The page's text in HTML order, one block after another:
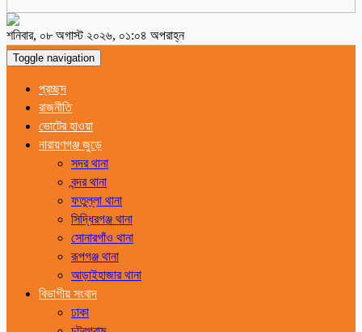
শনিবার, ০৮ অগাস্ট ২০২৬, ০১:০৪ অপরাহ্ন
Toggle navigation
প্রচ্ছদ
রাজনীতি
ভোটের হাওয়া
নারায়ণগঞ্জ জুড়ে
সদর থানা
বন্দর থানা
ফতুল্লা থানা
সিদ্ধিরগঞ্জ থানা
সোনারগাঁও থানা
রূপগঞ্জ থানা
আড়াইহাজার থানা
বিভাগীয় সংবাদ
ঢাকা